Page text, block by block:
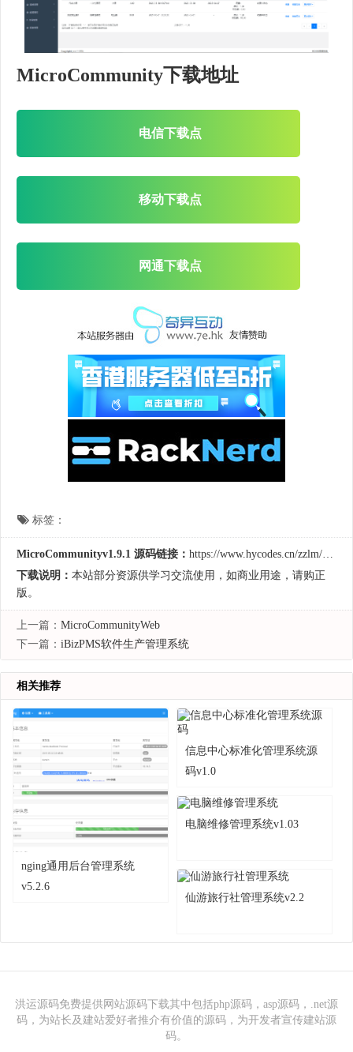
MicroCommunity下载地址
电信下载点
移动下载点
网通下载点
标签：
MicroCommunityv1.9.1 源码链接： https://www.hycodes.cn/zzlm/1303.html
下载说明： 本站部分资源供学习交流使用，如商业用途，请购正
版。
上一篇： MicroCommunityWeb
下一篇： iBizPMS软件生产管理系统
相关推荐
nging通用后台管理系统
v5.2.6
信息中心标准化管理系统源
码v1.0
电脑维修管理系统v1.03
仙游旅行社管理系统v2.2
洪运源码免费提供网站源码下载其中包括php源码，asp源码，.net源
码，为站长及建站爱好者推介有价值的源码，为开发者宣传建站源
码。